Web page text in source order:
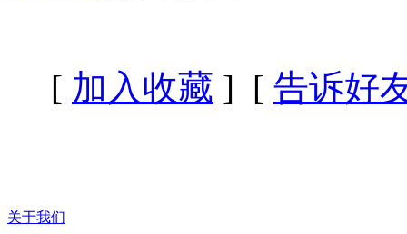
[ 加入收藏 ] [ 告诉好
关于我们